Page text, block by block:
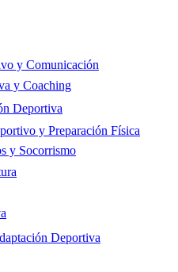
y Comunicación
y Coaching
Deportiva
y Preparación Física
y Socorrismo
Deportiva